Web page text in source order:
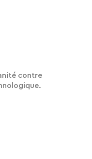
contre